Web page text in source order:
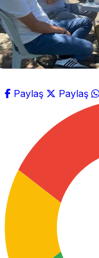
Paylaş Paylaş